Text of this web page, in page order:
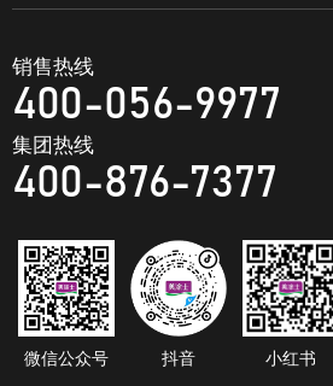
销售热线
400-056-9977
集团热线
400-876-7377
微信公众号 抖音 小红书